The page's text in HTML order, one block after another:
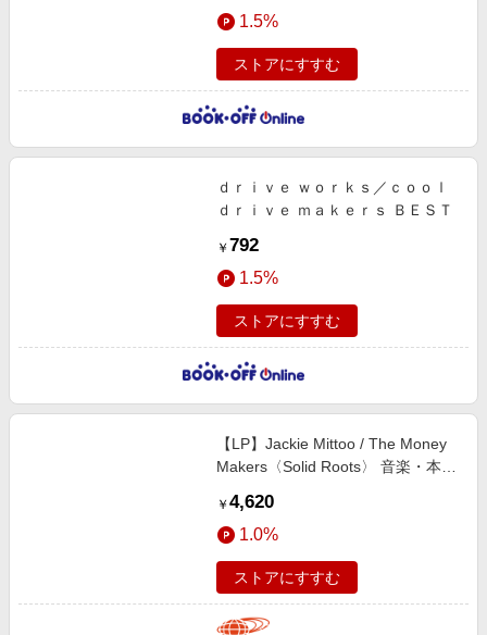
1.5%
ストアにすすむ
ｄｒｉｖｅ ｗｏｒｋｓ／ｃｏｏｌ
ｄｒｉｖｅ ｍａｋｅｒｓ ＢＥＳＴ
￥ 792
1.5%
ストアにすすむ
【LP】Jackie Mittoo / The Money
Makers〈Solid Roots〉 音楽・本
￥ 4,620
1.0%
ストアにすすむ